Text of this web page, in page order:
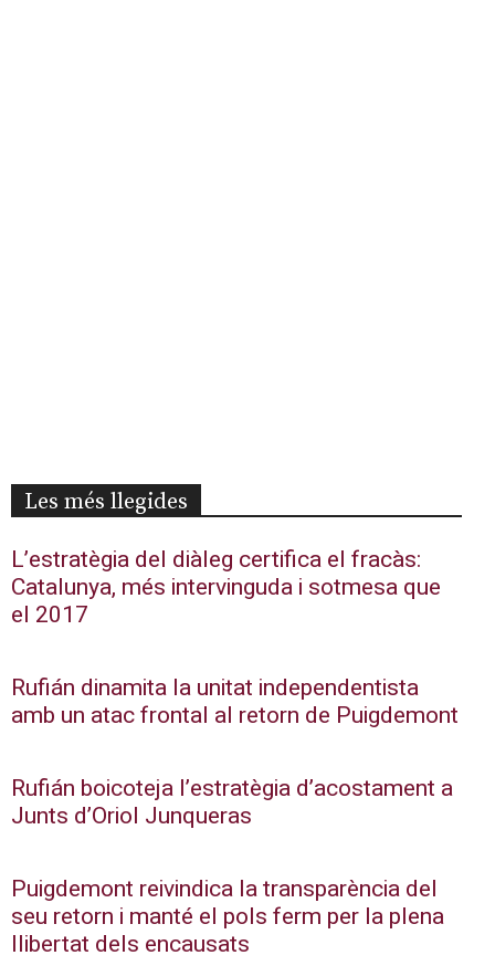
Les més llegides
L’estratègia del diàleg certifica el fracàs:
Catalunya, més intervinguda i sotmesa que
el 2017
Rufián dinamita la unitat independentista
amb un atac frontal al retorn de Puigdemont
Rufián boicoteja l’estratègia d’acostament a
Junts d’Oriol Junqueras
Puigdemont reivindica la transparència del
seu retorn i manté el pols ferm per la plena
llibertat dels encausats